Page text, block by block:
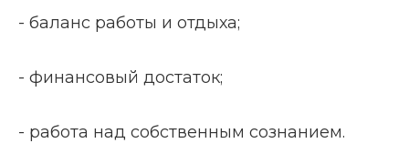
- баланс работы и отдыха;
- финансовый достаток;
- работа над собственным сознанием.